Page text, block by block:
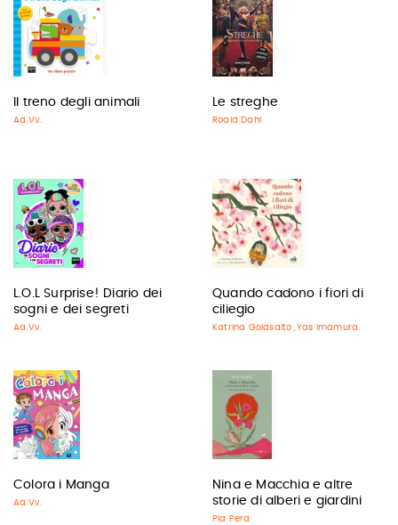
Il treno degli animali
Aa.Vv.
Le streghe
Roald Dahl
L.O.L Surprise! Diario dei
sogni e dei segreti
Aa.Vv.
Quando cadono i fiori di
ciliegio
Katrina Goldsaito , Yas Imamura
Colora i Manga
Aa.Vv.
Nina e Macchia e altre
storie di alberi e giardini
Pia Pera